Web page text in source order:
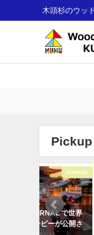
木頭杉のウッ
Pickup
サーフテイス
むけインテリ